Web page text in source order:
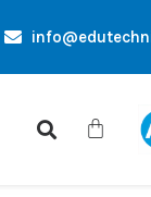
POUR